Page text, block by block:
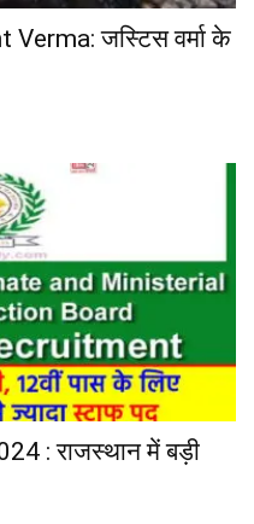
जस्टिस वर्मा के
: राजस्थान में बड़ी